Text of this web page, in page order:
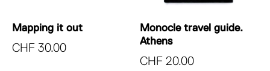
Mapping it out
CHF 30.00
Monocle travel guide.
Athens
CHF 20.00